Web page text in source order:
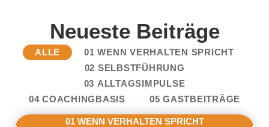
Neueste Beiträge
01 WENN VERHALTEN SPRICHT
02 SELBSTFÜHRUNG
03 ALLTAGSIMPULSE
04 COACHINGBASIS
05 GASTBEITRÄGE
ALLE
01 WENN VERHALTEN SPRICHT